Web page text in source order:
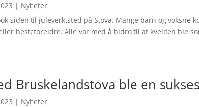
| Nyheter
siden til juleverktsted på Stova. Mange barn og voksne
besteforeldre. Alle var med å bidro til at kvelden ble
Bruskelandstova ble en
| Nyheter